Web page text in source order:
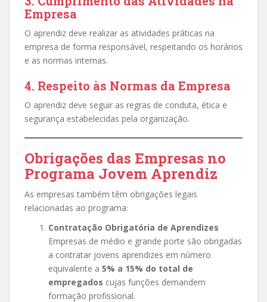
Empresa
O aprendiz deve realizar as atividades práticas na
empresa de forma responsável, respeitando os horários
e as normas internas.
4. Respeito às Normas da Empresa
O aprendiz deve seguir as regras de conduta, ética e
segurança estabelecidas pela organização.
Obrigações das Empresas no
Programa Jovem Aprendiz
As empresas também têm obrigações legais
relacionadas ao programa:
Contratação Obrigatória de Aprendizes
Empresas de médio e grande porte são obrigadas
a contratar jovens aprendizes em número
equivalente a 5% a 15% do total de
empregados cujas funções demandem
formação profissional.